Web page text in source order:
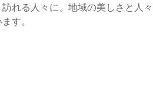
れる人々に、地域の美しさと人
す。